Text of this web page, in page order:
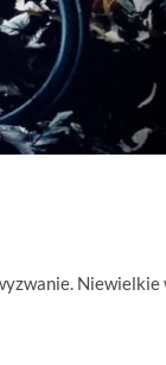
Niewielkie